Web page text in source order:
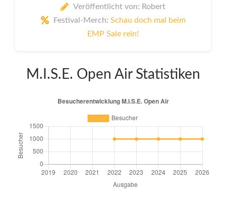
Veröffentlicht von: Robert
Festival-Merch: Schau doch mal beim
EMP Sale rein!
M.I.S.E. Open Air Statistiken